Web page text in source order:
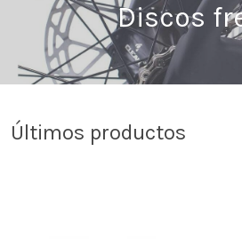
Discos
Últimos productos